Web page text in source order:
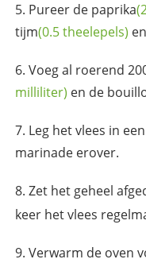
Pureer de paprika
tijm(0.5 theelepels) en
Voeg al roerend
milliliter) en de
Leg het vlees in
marinade erover.
Zet het geheel
keer het vlees
Verwarm de oven